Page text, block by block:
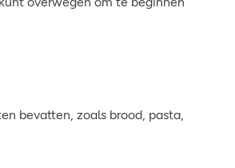
bevatten, zoals brood, pasta,